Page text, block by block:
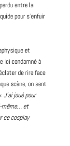
entre la
pour s’enfuir
et
ici condamné à
de rire face
scène, on sent
J’ai joué pour
même… et
ce cosplay